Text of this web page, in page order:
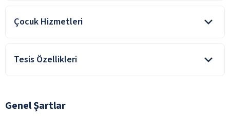
Kapalı Restoran
Taze Sıkılmış Meyve Suları
Çocuk Hizmetleri
Tesis Özellikleri
Genel Şartlar